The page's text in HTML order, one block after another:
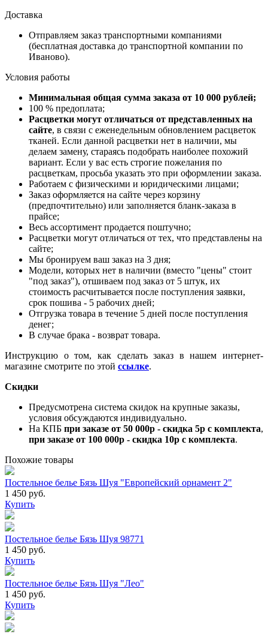
Доставка
Отправляем заказ транспортными компаниями
(бесплатная доставка до транспортной компании по
Иваново).
Условия работы
Минимальная общая сумма заказа от 10 000 рублей;
100 % предоплата;
Расцветки могут отличаться от представленных на
сайте, в связи с еженедельным обновлением расцветок
тканей. Если данной расцветки нет в наличии, мы
делаем замену, стараясь подобрать наиболее похожий
вариант. Если у вас есть строгие пожелания по
расцветкам, просьба указать это при оформлении заказа.
Работаем с физическими и юридическими лицами;
Заказ оформляется на сайте через корзину
(предпочтительно) или заполняется бланк-заказа в
прайсе;
Весь ассортимент продается поштучно;
Расцветки могут отличаться от тех, что представлены на
сайте;
Мы бронируем ваш заказ на 3 дня;
Модели, которых нет в наличии (вместо "цены" стоит
"под заказ"), отшиваем под заказ от 5 штук, их
стоимость расчитывается после поступления заявки,
срок пошива - 5 рабочих дней;
Отгрузка товара в течение 5 дней после поступления
денег;
В случае брака - возврат товара.
Инструкцию о том, как сделать заказ в нашем интернет-
магазине смотрите по этой ссылке.
Скидки
Предусмотрена система скидок на крупные заказы,
условия обсуждаются индивидуально.
На КПБ при заказе от 50 000р - скидка 5р с комплекта,
при заказе от 100 000р - скидка 10р с комплекта.
Похожие товары
Постельное белье Бязь Шуя "Европейский орнамент 2"
1 450 руб.
Купить
Постельное белье Бязь Шуя 98771
1 450 руб.
Купить
Постельное белье Бязь Шуя "Лео"
1 450 руб.
Купить